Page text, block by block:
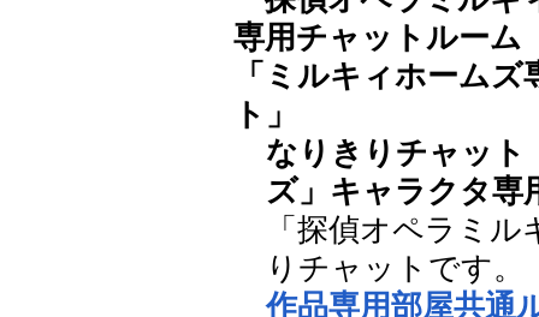
専用チャットルーム
「ミルキィホーム
ト」
なりきりチャット
ズ」キャラクタ専
「探偵オペラミ
りチャットです。
作品専用部屋共通